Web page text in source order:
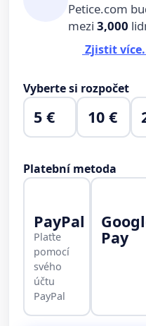
Petice.com
mezi 3,000
Zjistit
Vyberte si rozpočet
5 € 10 €
Platební metoda
PayPal
Plaťte
pomocí
svého
účtu
PayPal
Pay